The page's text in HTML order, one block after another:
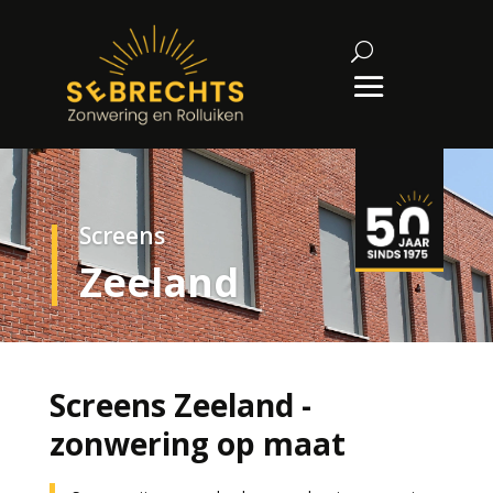
Screens
Zeeland
Screens Zeeland -
zonwering op maat